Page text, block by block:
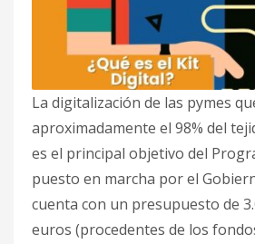
La digitalización de las pymes
aproximadamente el 98% del
es el principal objetivo del
puesto en marcha por el
cuenta con un presupuesto de
euros (procedentes de los